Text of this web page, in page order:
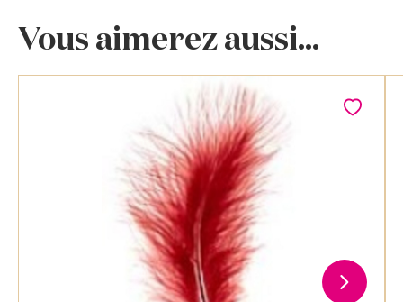
Vous aimerez aussi...